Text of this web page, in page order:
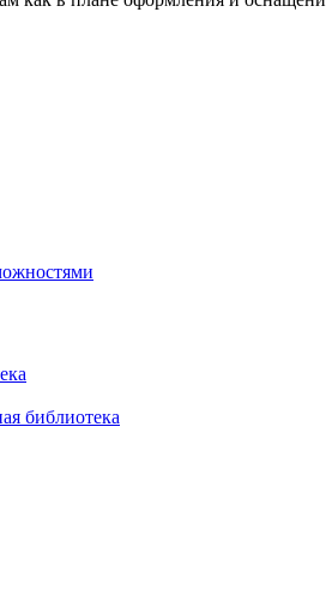
библиотека